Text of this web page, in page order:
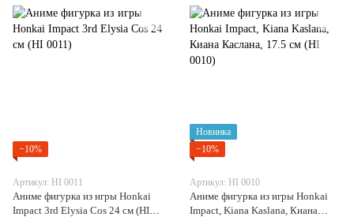
−10%
Артикул: HI 0011
Аниме фигурка из игры Honkai
Impact 3rd Elysia Cos 24 см (HI
Новинка
−10%
Артикул: HI 0010
Аниме фигурка из игры Honkai
Impact, Kiana Kaslana, Киана